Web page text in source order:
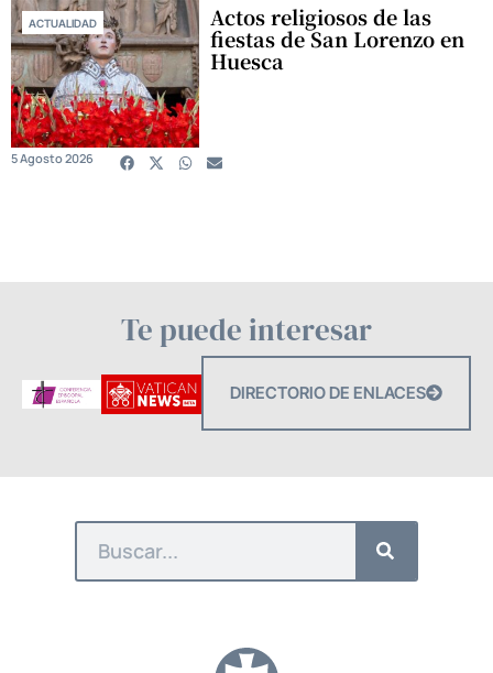
ACTUALIDAD Actos religiosos de las
fiestas de San Lorenzo en
Huesca
5 Agosto 2026
Te puede interesar
DIRECTORIO DE ENLACES